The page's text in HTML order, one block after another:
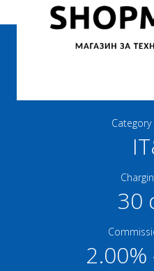
30
2.00%